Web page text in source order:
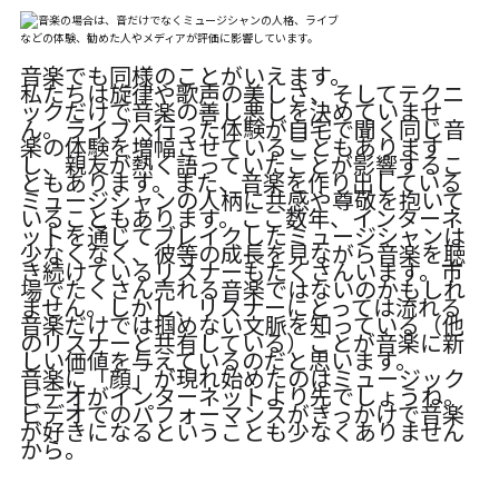
音楽でも同様のことがいえます。
私たちは旋律や歌声の美しさ、そしてテクニ
ックだけで音楽の善し悪しを決めていませ
ん。ライブへ行った体験が自宅で聞く同じ音
楽の体験を増幅させていることもあります
し、親友が熱く語っていたことが影響するこ
ともあります。また、音楽を作り出している
ミュージシャンの人柄に共感や尊敬を抱いて
いることもあります。ここ数年、インターネ
ットを通じてブレイクしたミュージシャンは
少なくなく、彼等の成長を見ながら音楽を聴
き続けているリスナーもたくさんいます。市
場でたくさん売れる音楽ではないのかもしれ
ません。しかし、リスナーにとっては流れる
音楽だけでは掴めない文脈を知っている（他
のリスナーと共有している）ことが音楽に新
しい価値を与えているのだと思います。
音楽に「顔」が現れ始めたのはミュージック
ビデオがインターネットより先でしょうね。
ビデオでのパフォーマンスがきっかけで音楽
が好きになるということも少なくありません
から。